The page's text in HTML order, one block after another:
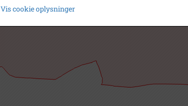
Vis cookie oplysninger